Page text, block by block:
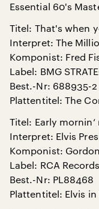
Essential 60's
Titel: That's when
Interpret: The
Komponist: Fred
Label: BMG
Best.-Nr: 688935-2
Plattentitel: The
Titel: Early mornin‘
Interpret: Elvis
Komponist:
Label: RCA
Best.-Nr: PL88468
Plattentitel: Elvis in